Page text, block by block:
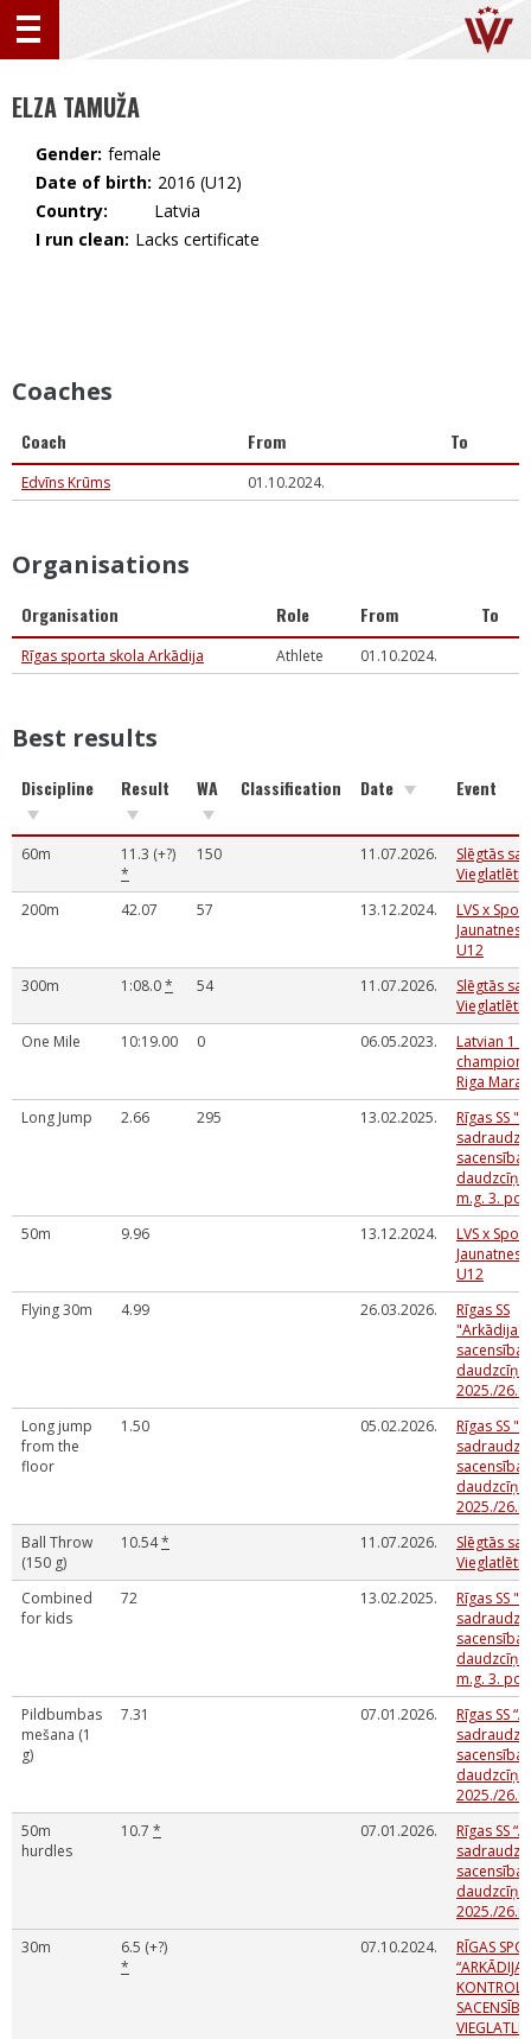
ELZA TAMUŽA
Gender: female
Date of birth: 2016 (U12)
Country:
🇱🇻 Latvia
I run clean: Lacks certificate
Coaches
Coach From To
Edvīns Krūms 01.10.2024.
Organisations
Organisation Role From To
Rīgas sporta skola Arkādija Athlete 01.10.2024.
Best results
Discipline Result WA Classification Date Event
60m
11.3 (+?)
*
150 11.07.2026.
Slēgtās
200m
42.07 57 13.12.2024.
LVS x
Jaunatnes
U12
300m
1:08.0* 54 11.07.2026.
Slēgtās
One Mile
10:19.00 0 06.05.2023.
Latvian 1
Riga
Long Jump
2.66 295 13.02.2025.
Rīgas SS
sacensības
m.g. 3.
50m
9.96 13.12.2024.
LVS x
Jaunatnes
U12
Flying 30m
4.99 26.03.2026.
Rīgas SS
sacensības
2025./
Long jump
from the
floor
1.50 05.02.2026.
Rīgas SS
sacensības
2025./
Ball Throw
(150 g)
10.54* 11.07.2026.
Slēgtās
Combined
for kids
72 13.02.2025.
Rīgas SS
sacensības
m.g. 3.
Pildbumbas
mešana (1
g)
7.31 07.01.2026.
Rīgas SS
sacensības
2025./
50m
hurdles
10.7 * 07.01.2026.
Rīgas SS
sacensības
2025./
30m
6.5 (+?)
*
07.10.2024.
RĪGAS